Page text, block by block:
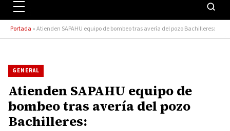
Portada »Atienden SAPAHU equipo de bombeo tras avería del pozo Bachilleres:
GENERAL
Atienden SAPAHU equipo de
bombeo tras avería del pozo
Bachilleres: